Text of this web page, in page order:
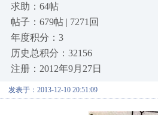
求助：64帖
帖子：679帖 | 7271回
年度积分：3
历史总积分：32156
注册：2012年9月27日
发表于：2013-12-10 20:51:09